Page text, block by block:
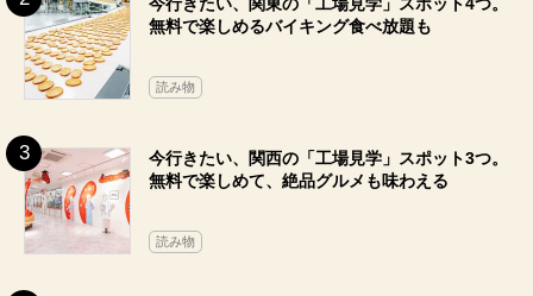
今行きたい、関東の「工場見学」スポット4つ。
無料で楽しめるバイキング食べ放題も
読み物
今行きたい、関西の「工場見学」スポット3つ。
無料で楽しめて、絶品グルメも味わえる
読み物